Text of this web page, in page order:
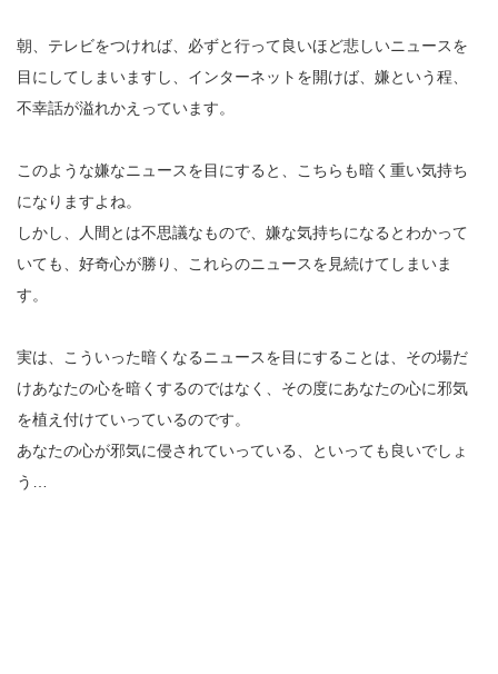
朝、テレビをつければ、必ずと行って良いほど悲しいニュースを
目にしてしまいますし、インターネットを開けば、嫌という程、
不幸話が溢れかえっています。
このような嫌なニュースを目にすると、こちらも暗く重い気持ち
になりますよね。
しかし、人間とは不思議なもので、嫌な気持ちになるとわかって
いても、好奇心が勝り、これらのニュースを見続けてしまいま
す。
実は、こういった暗くなるニュースを目にすることは、その場だ
けあなたの心を暗くするのではなく、その度にあなたの心に邪気
を植え付けていっているのです。
あなたの心が邪気に侵されていっている、といっても良いでしょ
う…